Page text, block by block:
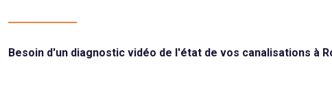
Besoin d'un diagnostic vidéo de l'état de vos canalisations à